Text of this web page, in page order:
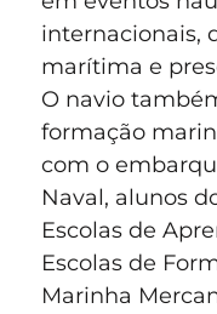
internacionais,
marítima e
O navio
formação
com o
Naval, alunos
Escolas de
Escolas de
Marinha